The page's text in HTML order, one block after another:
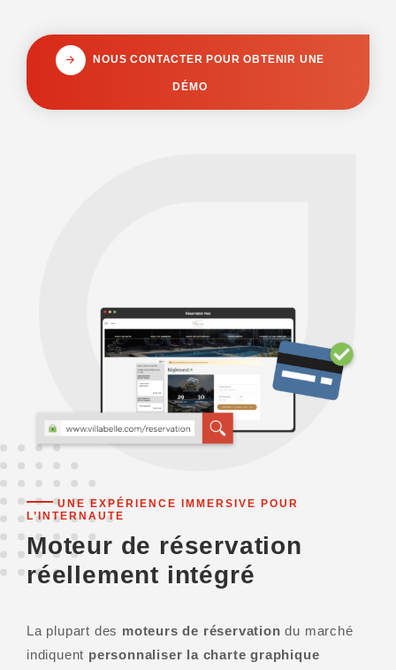
NOUS CONTACTER POUR OBTENIR UNE
DÉMO
UNE EXPÉRIENCE IMMERSIVE POUR
L’INTERNAUTE
Moteur de réservation
réellement intégré
La plupart des moteurs de réservation du marché
indiquent personnaliser la charte graphique